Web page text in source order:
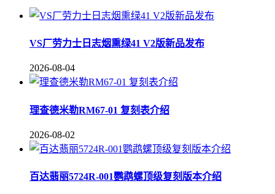
VS厂劳力士日志烟熏绿41 V2版新品发布
2026-08-04
理查德米勒RM67-01 复刻表介绍
2026-08-02
百达翡丽5724R-001鹦鹉螺顶级复刻版本介绍